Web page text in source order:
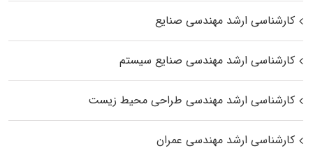
کارشناسی ارشد مهندسی صنایع
کارشناسی ارشد مهندسی صنایع سیستم
کارشناسی ارشد مهندسی طراحی محیط زیست
کارشناسی ارشد مهندسی عمران